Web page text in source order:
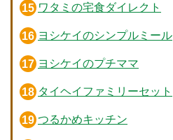
ワタミの宅食ダイレクト
ヨシケイのシンプルミール
ヨシケイのプチママ
タイヘイファミリーセット
つるかめキッチン